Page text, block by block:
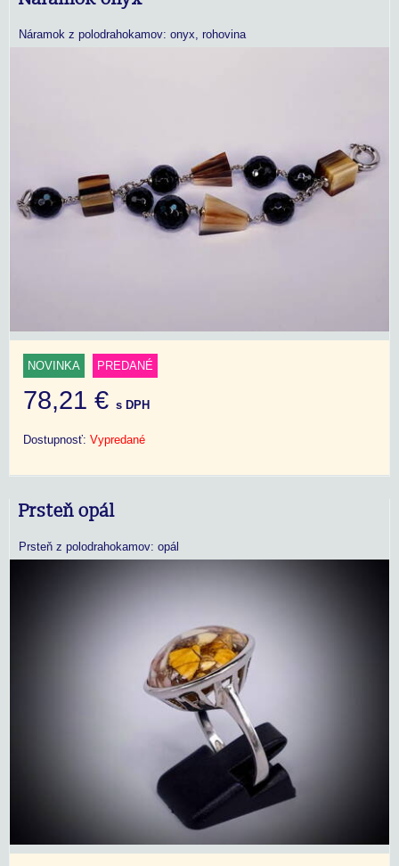
Náramok z polodrahokamov: onyx, rohovina
NOVINKA PREDANÉ
78,21 € s DPH
Dostupnosť: Vypredané
Prsteň opál
Prsteň z polodrahokamov: opál